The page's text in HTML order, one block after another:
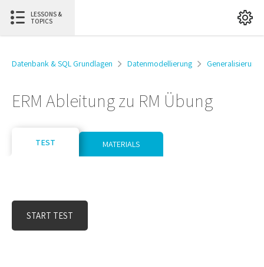
LESSONS &
TOPICS
Datenbank & SQL Grundlagen Datenmodellierung Generalisierung
ERM Ableitung zu RM Übung
TEST MATERIALS